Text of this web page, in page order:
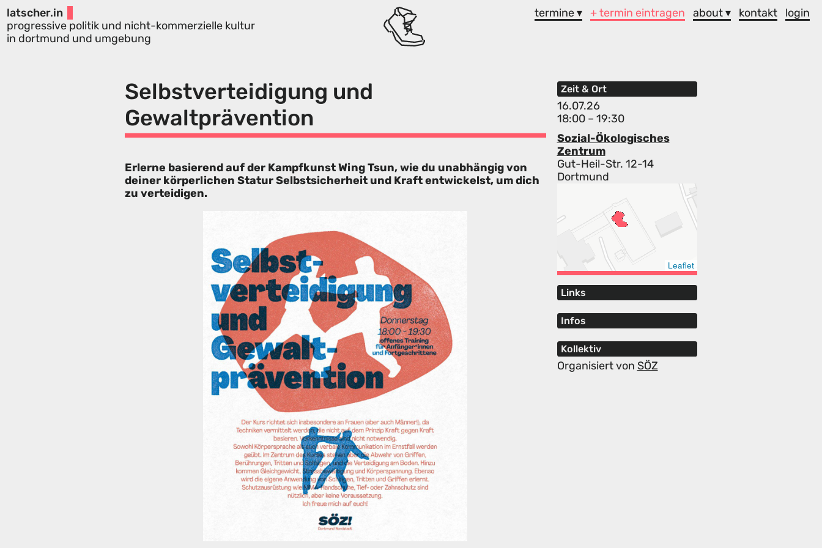
latscher.in
progressive politik und nicht-kommerzielle kultur
in dortmund und umgebung
termine ▾ + termin eintragen about ▾ kontakt login
Selbstverteidigung und
Gewaltprävention
Zeit & Ort
16.07.26
18:00 – 19:30
Sozial-Ökologisches
Zentrum
Gut-Heil-Str. 12-14
Dortmund
Leaflet
Links
Infos
Kollektiv
Organisiert von SÖZ
Erlerne basierend auf der Kampfkunst Wing Tsun, wie du unabhängig von
deiner körperlichen Statur Selbstsicherheit und Kraft entwickelst, um dich
zu verteidigen.